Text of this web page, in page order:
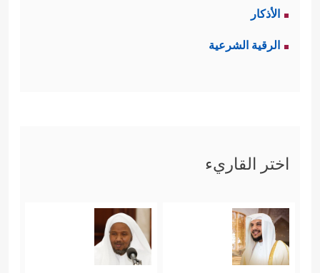
الأذكار
الرقية الشرعية
اختر القاريء